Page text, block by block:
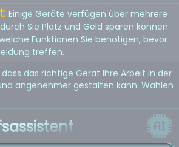
Einige Geräte verfügen über mehrere
Sie Platz und Geld sparen können.
Funktionen Sie benötigen, bevor
treffen.
dass das richtige Gerät Ihre Arbeit in der
angenehmer gestalten kann. Wählen